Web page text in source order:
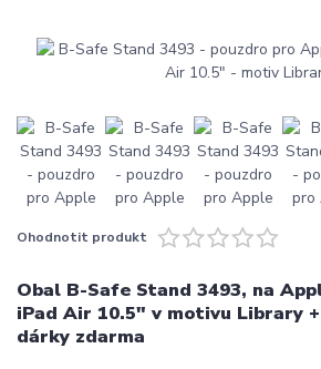
Ohodnotit produkt
Obal B-Safe Stand 3493, na
iPad Air 10.5" v motivu Library
dárky zdarma